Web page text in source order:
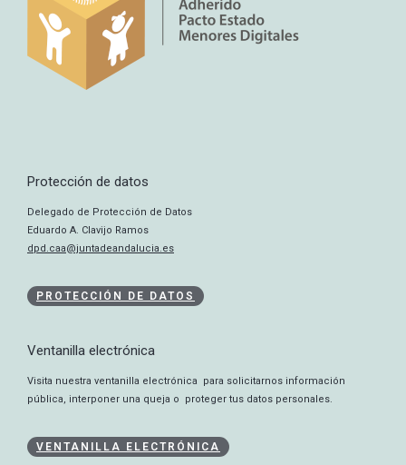
Protección de datos
Delegado de Protección de Datos
Eduardo A. Clavijo Ramos
dpd.caa@juntadeandalucia.es
PROTECCIÓN DE DATOS
Ventanilla electrónica
Visita nuestra ventanilla electrónica para solicitarnos información
pública, interponer una queja o proteger tus datos personales.
VENTANILLA ELECTRÓNICA